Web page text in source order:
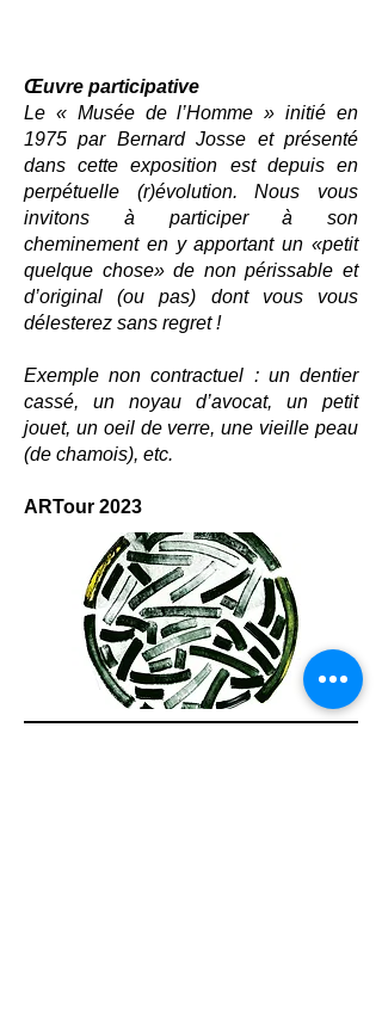
Œuvre participative
Le « Musée de l’Homme » initié en
1975 par Bernard Josse et présenté
dans cette exposition est depuis en
perpétuelle (r)évolution. Nous vous
invitons à participer à son
cheminement en y apportant un «petit
quelque chose» de non périssable et
d’original (ou pas) dont vous vous
délesterez sans regret !
Exemple non contractuel : un dentier
cassé, un noyau d’avocat, un petit
jouet, un oeil de verre, une vieille peau
(de chamois), etc.
ARTour 2023